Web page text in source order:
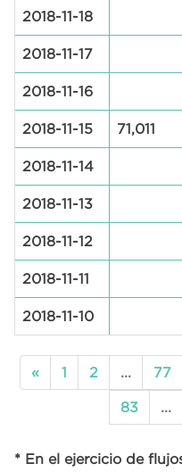
2018-11-18
2018-11-17
2018-11-16
2018-11-15 71,011
2018-11-14
2018-11-13
2018-11-12
2018-11-11
2018-11-10
« 1 2 ... 77
83 ...
* En el ejercicio de